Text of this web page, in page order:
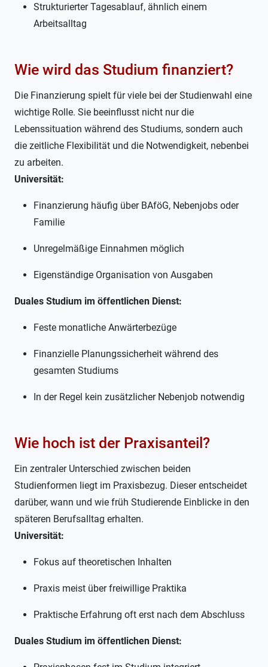
Strukturierter Tagesablauf, ähnlich einem
Arbeitsalltag
Wie wird das Studium finanziert?
Die Finanzierung spielt für viele bei der Studienwahl eine
wichtige Rolle. Sie beeinflusst nicht nur die
Lebenssituation während des Studiums, sondern auch
die zeitliche Flexibilität und die Notwendigkeit, nebenbei
zu arbeiten.
Universität:
Finanzierung häufig über BAföG, Nebenjobs oder
Familie
Unregelmäßige Einnahmen möglich
Eigenständige Organisation von Ausgaben
Duales Studium im öffentlichen Dienst:
Feste monatliche Anwärterbezüge
Finanzielle Planungssicherheit während des
gesamten Studiums
In der Regel kein zusätzlicher Nebenjob notwendig
Wie hoch ist der Praxisanteil?
Ein zentraler Unterschied zwischen beiden
Studienformen liegt im Praxisbezug. Dieser entscheidet
darüber, wann und wie früh Studierende Einblicke in den
späteren Berufsalltag erhalten.
Universität:
Fokus auf theoretischen Inhalten
Praxis meist über freiwillige Praktika
Praktische Erfahrung oft erst nach dem Abschluss
Duales Studium im öffentlichen Dienst: